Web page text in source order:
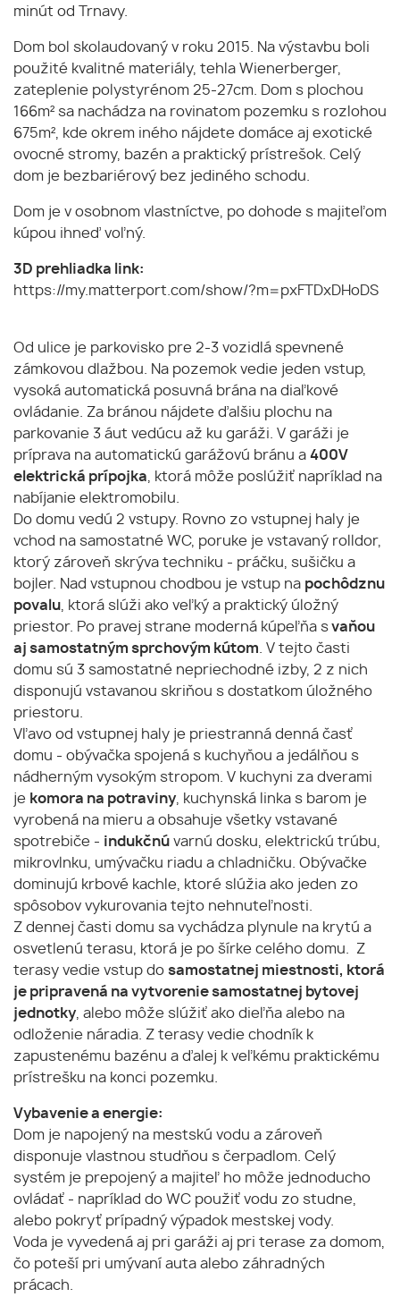
minút od Trnavy.
Dom bol skolaudovaný v roku 2015. Na výstavbu boli
použité kvalitné materiály, tehla Wienerberger,
zateplenie polystyrénom 25-27cm. Dom s plochou
166m² sa nachádza na rovinatom pozemku s rozlohou
675m², kde okrem iného nájdete domáce aj exotické
ovocné stromy, bazén a praktický prístrešok. Celý
dom je bezbariérový bez jediného schodu.
Dom je v osobnom vlastníctve, po dohode s majiteľom
kúpou ihneď voľný.
3D prehliadka link:
https://my.matterport.com/show/?m=pxFTDxDHoDS
Od ulice je parkovisko pre 2-3 vozidlá spevnené
zámkovou dlažbou. Na pozemok vedie jeden vstup,
vysoká automatická posuvná brána na diaľkové
ovládanie. Za bránou nájdete ďalšiu plochu na
parkovanie 3 áut vedúcu až ku garáži. V garáži je
príprava na automatickú garážovú bránu a 400V
elektrická prípojka , ktorá môže poslúžiť napríklad na
nabíjanie elektromobilu.
Do domu vedú 2 vstupy. Rovno zo vstupnej haly je
vchod na samostatné WC, poruke je vstavaný rolldor,
ktorý zároveň skrýva techniku - práčku, sušičku a
bojler. Nad vstupnou chodbou je vstup na pochôdznu
povalu , ktorá slúži ako veľký a praktický úložný
priestor. Po pravej strane moderná kúpeľňa svaňou
aj samostatným sprchovým kútom . V tejto časti
domu sú 3 samostatné nepriechodné izby, 2 z nich
disponujú vstavanou skriňou s dostatkom úložného
priestoru.
Vľavo od vstupnej haly je priestranná denná časť
domu - obývačka spojená s kuchyňou a jedálňou s
nádherným vysokým stropom. V kuchyni za dverami
je komora na potraviny , kuchynská linka s barom je
vyrobená na mieru a obsahuje všetky vstavané
spotrebiče - indukčnú varnú dosku, elektrickú trúbu,
mikrovlnku, umývačku riadu a chladničku. Obývačke
dominujú krbové kachle, ktoré slúžia ako jeden zo
spôsobov vykurovania tejto nehnuteľnosti.
Z dennej časti domu sa vychádza plynule na krytú a
osvetlenú terasu, ktorá je po šírke celého domu. Z
terasy vedie vstup do samostatnej miestnosti, ktorá
je pripravená na vytvorenie samostatnej bytovej
jednotky , alebo môže slúžiť ako dieľňa alebo na
odloženie náradia. Z terasy vedie chodník k
zapustenému bazénu a ďalej k veľkému praktickému
prístrešku na konci pozemku.
Vybavenie a energie:
Dom je napojený na mestskú vodu a zároveň
disponuje vlastnou studňou s čerpadlom. Celý
systém je prepojený a majiteľ ho môže jednoducho
ovládať - napríklad do WC použiť vodu zo studne,
alebo pokryť prípadný výpadok mestskej vody.
Voda je vyvedená aj pri garáži aj pri terase za domom,
čo poteší pri umývaní auta alebo záhradných
prácach.